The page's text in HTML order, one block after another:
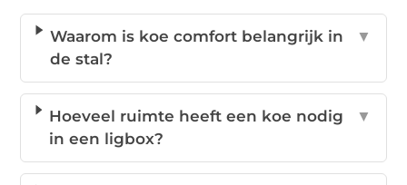
Waarom is koe comfort belangrijk in
de stal?
▼
Hoeveel ruimte heeft een koe nodig
in een ligbox?
▼